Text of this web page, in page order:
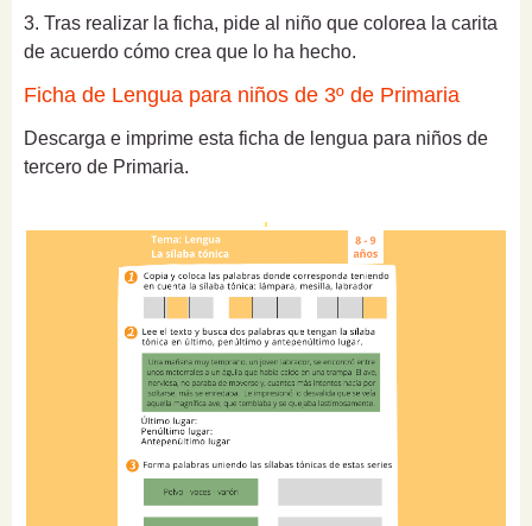
3. Tras realizar la ficha, pide al niño que colorea la carita
de acuerdo cómo crea que lo ha hecho.
Ficha de Lengua para niños de 3º de Primaria
Descarga e imprime esta ficha de lengua para niños de
tercero de Primaria.